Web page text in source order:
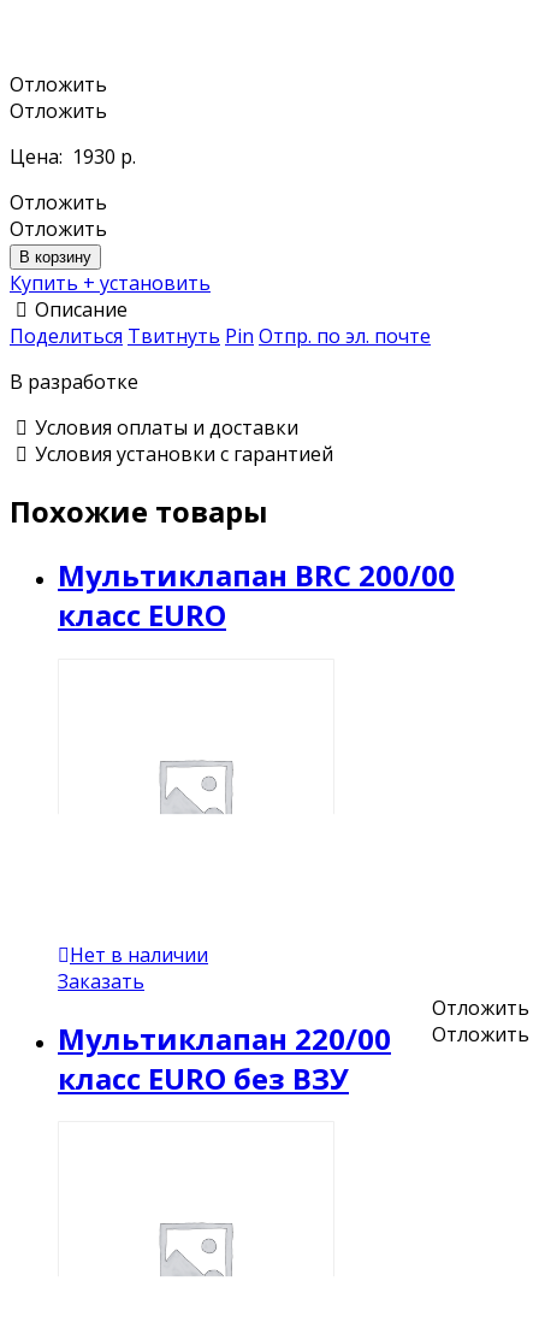
Отложить
Отложить
Цена: 1930 р.
Отложить
Отложить
В корзину
Купить + установить
Описание
Поделиться Твитнуть Pin Отпр. по эл. почте
В разработке
Условия оплаты и доставки
Условия установки с гарантией
Похожие товары
Мультиклапан BRC 200/00
класс EURO
Нет в наличии
Заказать
Отложить
Отложить
Мультиклапан 220/00
класс EURO без ВЗУ